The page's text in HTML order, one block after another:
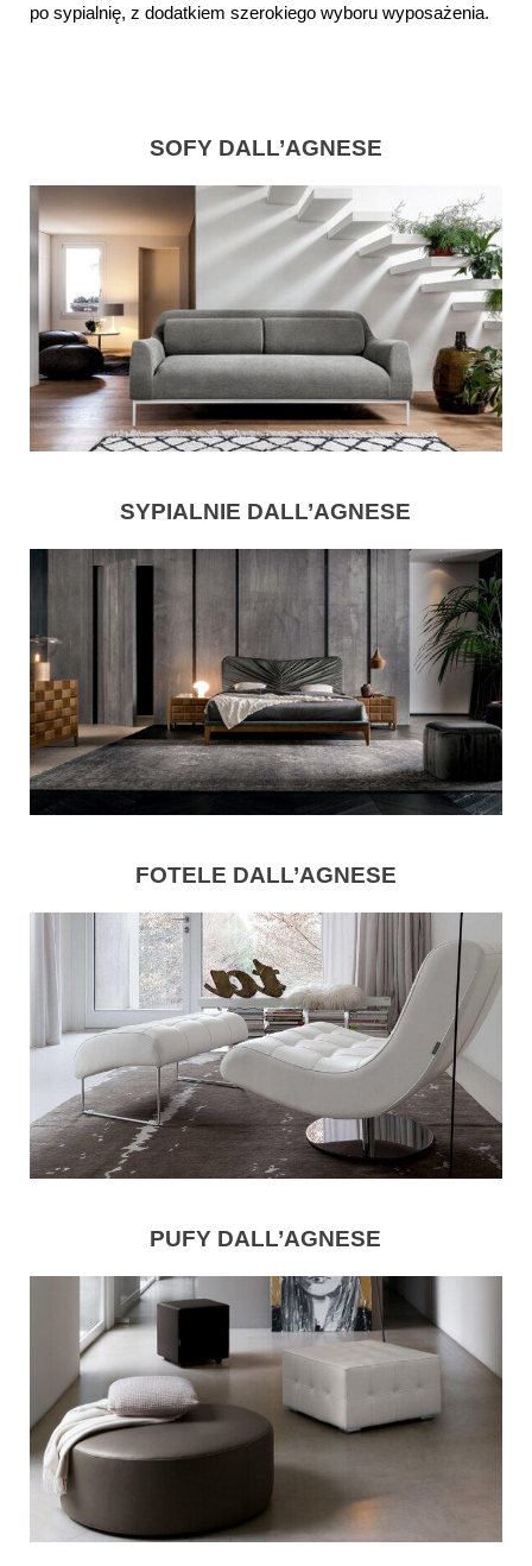
po sypialnię, z dodatkiem szerokiego wyboru wyposażenia.
SOFY DALL’AGNESE
SYPIALNIE DALL’AGNESE
FOTELE DALL’AGNESE
PUFY DALL’AGNESE